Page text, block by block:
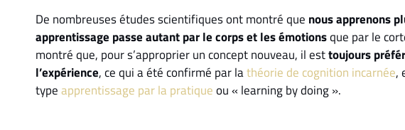
De nombreuses études scientifiques ont montré que nous apprenons
apprentissage passe autant par le corps et les émotionsque par le
montré que, pour s’approprier un concept nouveau, il esttoujours
l’expérience, ce qui a été confirmé par lathéorie de cognition incarnée,
typeapprentissage par la pratiqueou « learning by doing ».